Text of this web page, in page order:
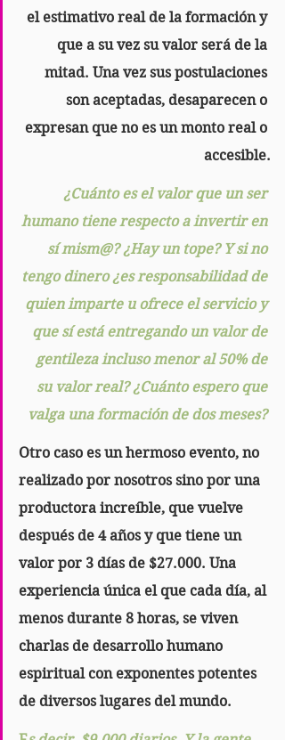
el estimativo real de la formación y
que a su vez su valor será de la
mitad. Una vez sus postulaciones
son aceptadas, desaparecen o
expresan que no es un monto real o
accesible.
¿Cuánto es el valor que un ser
humano tiene respecto a invertir en
sí mism@? ¿Hay un tope? Y si no
tengo dinero ¿es responsabilidad de
quien imparte u ofrece el servicio y
que sí está entregando un valor de
gentileza incluso menor al 50% de
su valor real? ¿Cuánto espero que
valga una formación de dos meses?
Otro caso es un hermoso evento, no
realizado por nosotros sino por una
productora increíble, que vuelve
después de 4 años y que tiene un
valor por 3 días de $27.000. Una
experiencia única el que cada día, al
menos durante 8 horas, se viven
charlas de desarrollo humano
espiritual con exponentes potentes
de diversos lugares del mundo.